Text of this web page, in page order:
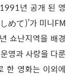
년 공개 된 영
めて)’가 미니FM
쇼난지역을 배경
영과 사랑을 다룬
한 영화는 이외에